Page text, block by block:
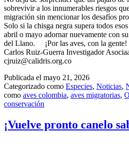
sobrevivir a los innumerables riesgos
migración sin mencionar los desafíos
Solo si la chisga negra supera todos
abril o mayo adornar nuevamente con
del Llano. ¡Por las aves, con la
Carlos Ruiz-Guerra Investigador
cjruiz@calidris.org.co
Publicada el mayo 21, 2026
Categorizado como Especies, Noticias,
como aves colombia, aves migratorias,
conservación
¡Vuelve pronto canelo